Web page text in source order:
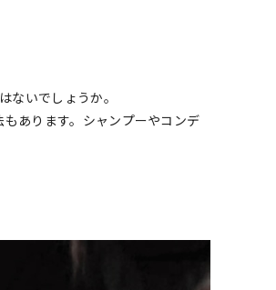
ないでしょうか。
あります。シャンプーやコンデ